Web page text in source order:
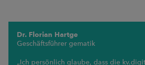
Dr. Florian Hartge
Geschäftsführer gematik
„Ich persönlich glaube, dass die